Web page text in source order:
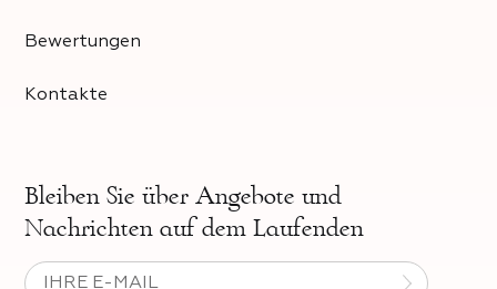
Bewertungen
Kontakte
Bleiben Sie über Angebote und
Nachrichten auf dem Laufenden